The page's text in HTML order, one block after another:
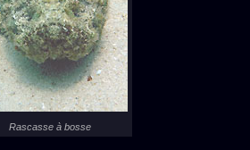
Rascasse à bosse